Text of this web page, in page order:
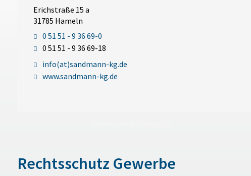
Erichstraße 15 a
31785 Hameln
0 51 51 - 9 36 69-0
0 51 51 - 9 36 69-18
info(at)sandmann-kg.de
www.sandmann-kg.de
Rechtsschutz Gewerbe